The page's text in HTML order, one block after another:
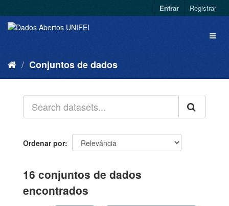
Entrar Registrar
Conjuntos de dados
Ordenar por
16 conjuntos de dados
encontrados